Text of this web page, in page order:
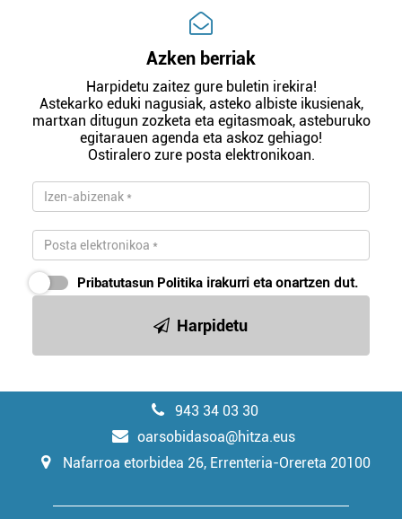
Azken berriak
Harpidetu zaitez gure buletin irekira!
Astekarko eduki nagusiak, asteko albiste ikusienak,
martxan ditugun zozketa eta egitasmoak, asteburuko
egitarauen agenda eta askoz gehiago!
Ostiralero zure posta elektronikoan.
Pribatutasun Politika irakurri eta onartzen dut.
Harpidetu
943 34 03 30
oarsobidasoa@hitza.eus
Nafarroa etorbidea 26, Errenteria-Orereta 20100